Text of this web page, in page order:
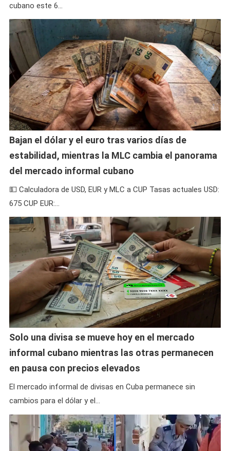
cubano este 6…
Bajan el dólar y el euro tras varios días de
estabilidad, mientras la MLC cambia el panorama
del mercado informal cubano
💵 Calculadora de USD, EUR y MLC a CUP Tasas actuales USD:
675 CUP EUR:…
Solo una divisa se mueve hoy en el mercado
informal cubano mientras las otras permanecen
en pausa con precios elevados
El mercado informal de divisas en Cuba permanece sin
cambios para el dólar y el…